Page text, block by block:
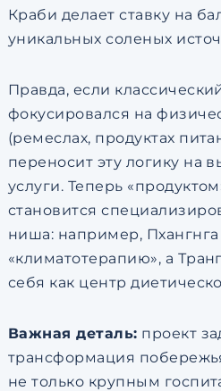
Краби делает ставку на
уникальных соленых
Правда, если
фокусировался на
(ремеслах, продуктах
переносит эту логику на
услуги. Теперь
становится
ниша: например, Пхангнга
«климатотерапию», а
себя как центр
Важная деталь: проект
трансформация
не только крупным